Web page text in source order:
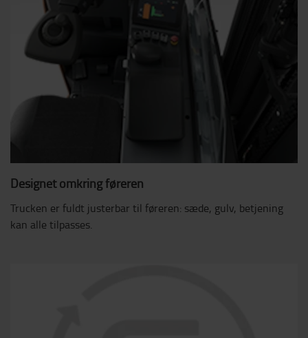
Designet omkring føreren
Trucken er fuldt justerbar til føreren: sæde, gulv, betjening
kan alle tilpasses.